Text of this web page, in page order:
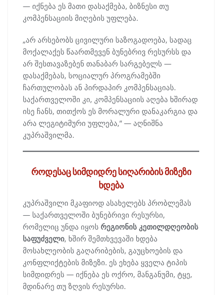
— იქნება ეს მათი დასაქმება, ბიზნესი თუ
კომპენსაციის მიღების უფლება.
„არ არსებობს ცივილური საზოგადოება, სადაც
მოქალაქეს წაართმევენ ბუნებრივ რესურსს და
არ შესთავაზებენ თანაბარ სარგებელს —
დასაქმებას, სოციალურ პროგრამებში
ჩართულობას ან პირდაპირ კომპენსაციას.
საქართველოში კი, კომპენსაციის აღება ხშირად
ისე ჩანს, თითქოს ეს მორალური დანაკარგია და
არა ლეგიტიმური უფლება,“ — აღნიშნა
კუპრაშვილმა.
როდესაც სიმდიდრე სიღარიბის მიზეზი
ხდება
კუპრაშვილი მკაფიოდ ასახელებს პრობლემას
— საქართველოში ბუნებრივი რესურსი,
რომელიც უნდა იყოს რეგიონის კეთილდღეობის
საფუძველი, ხშირ შემთხვევაში ხდება
მოსახლეობის გაღარიბების, გაუცხოების და
კონფლიქტების მიზეზი. ეს ეხება ყველა ტიპის
სიმდიდრეს — იქნება ეს ოქრო, მანგანუმი, ტყე,
მდინარე თუ ზღვის რესურსი.